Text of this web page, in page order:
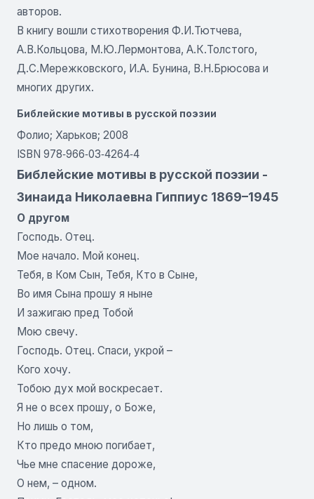
авторов.
В книгу вошли стихотворения Ф.И.Тютчева,
А.В.Кольцова, М.Ю.Лермонтова, А.К.Толстого,
Д.С.Мережковского, И.А. Бунина, В.Н.Брюсова и
многих других.
Библейские мотивы в русской поэзии
Фолио; Харьков; 2008
ISBN 978‑966‑03‑4264‑4
Библейские мотивы в русской поэзии -
Зинаида Николаевна Гиппиус 1869–1945
О другом
Господь. Отец.
Мое начало. Мой конец.
Тебя, в Ком Сын, Тебя, Кто в Сыне,
Во имя Сына прошу я ныне
И зажигаю пред Тобой
Мою свечу.
Господь. Отец. Спаси, укрой –
Кого хочу.
Тобою дух мой воскресает.
Я не о всех прошу, о Боже,
Но лишь о том,
Кто предо мною погибает,
Чье мне спасение дороже,
О нем, – одном.